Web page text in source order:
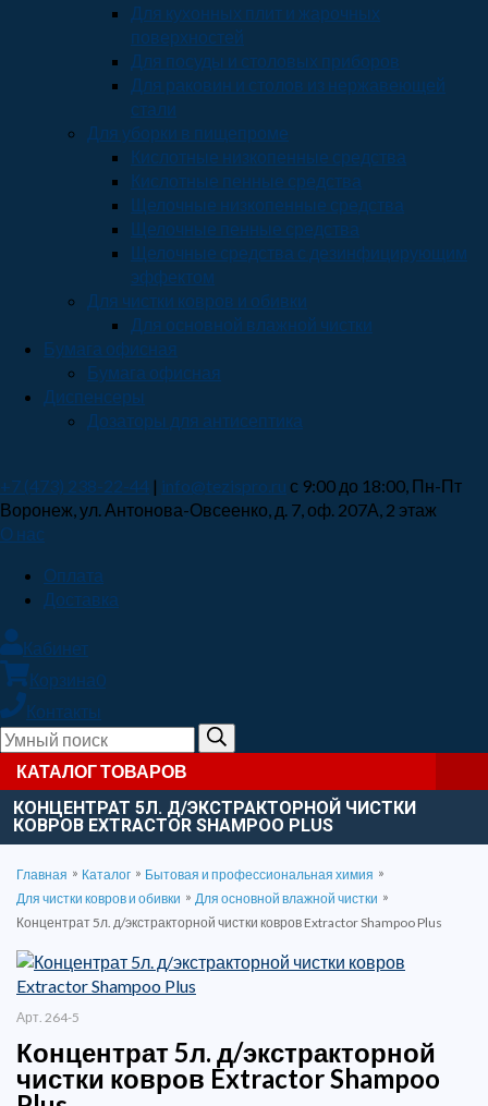
Для кухонных плит и жарочных
поверхностей
Для посуды и столовых приборов
Для раковин и столов из нержавеющей
стали
Для уборки в пищепроме
Кислотные низкопенные средства
Кислотные пенные средства
Щелочные низкопенные средства
Щелочные пенные средства
Щелочные средства с дезинфицирующим
эффектом
Для чистки ковров и обивки
Для основной влажной чистки
Бумага офисная
Бумага офисная
Диспенсеры
Дозаторы для антисептика
+7 (473) 238-22-44 | info@tezispro.ru с 9:00 до 18:00, Пн-Пт
Воронеж,ул. Антонова-Овсеенко, д. 7, оф. 207А, 2 этаж
О нас
Оплата
Доставка
Кабинет
Корзина0
Контакты
КАТАЛОГ ТОВАРОВ
КОНЦЕНТРАТ 5Л. Д/ЭКСТРАКТОРНОЙ ЧИСТКИ
КОВРОВ EXTRACTOR SHAMPOO PLUS
Главная » Каталог » Бытовая и профессиональная химия »
Для чистки ковров и обивки » Для основной влажной чистки »
Концентрат 5л. д/экстракторной чистки ковров Extractor Shampoo Plus
Арт. 264-5
Концентрат 5л. д/экстракторной
чистки ковров Extractor Shampoo